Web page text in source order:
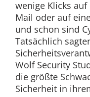
wenige Klicks
Mail oder auf
und schon sind
Tatsächlich
Wolf Security
die größte
Sicherheit in